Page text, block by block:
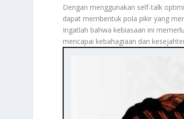
Dengan menggunakan self-talk
dapat membentuk pola pikir yang
Ingatlah bahwa kebiasaan ini
mencapai kebahagiaan dan